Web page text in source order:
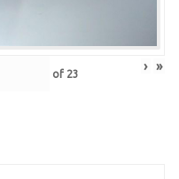
of 23 › »